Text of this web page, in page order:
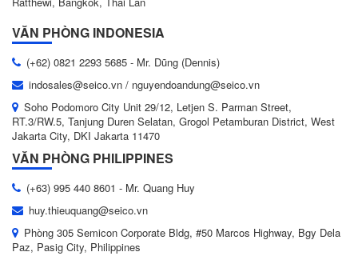
VĂN PHÒNG INDONESIA
(+62) 0821 2293 5685 - Mr. Dũng (Dennis)
indosales@seico.vn / nguyendoandung@seico.vn
Soho Podomoro City Unit 29/12, Letjen S. Parman Street,
RT.3/RW.5, Tanjung Duren Selatan, Grogol Petamburan District, West
Jakarta City, DKI Jakarta 11470
VĂN PHÒNG PHILIPPINES
(+63) 995 440 8601 - Mr. Quang Huy
huy.thieuquang@seico.vn
Phòng 305 Semicon Corporate Bldg, #50 Marcos Highway, Bgy Dela
Paz, Pasig City, Philippines